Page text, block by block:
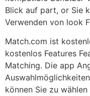
Blick auf part, or Sie
Verwenden von look
Match.com ist
kostenlos Features
Matching. Die app
können Sie zu